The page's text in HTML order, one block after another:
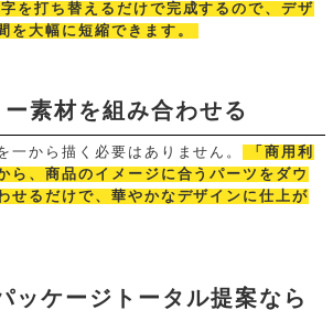
を打ち替えるだけで完成するので、デザ
を大幅に短縮できます。
素材を組み合わせる
一から描く必要はありません。
「商用利
ら、商品のイメージに合うパーツをダウ
せるだけで、華やかなデザインに仕上が
ッケージトータル提案なら